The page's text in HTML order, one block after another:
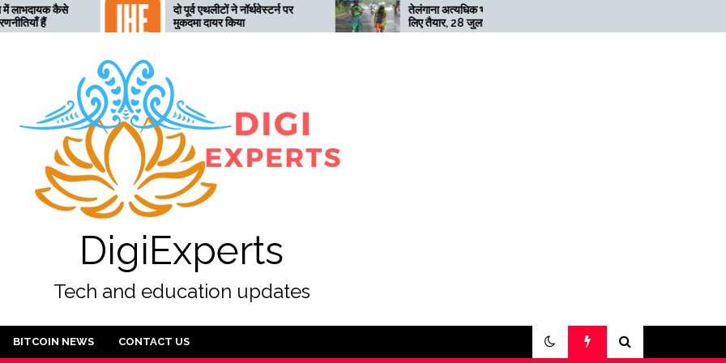
दो पूर्व एथलीटों ने नॉर्थवेस्टर्न पर
मुकदमा दायर किया
तेलंगाना अत्यधिक भारी बारिश के
लिए तैयार, 28 जुलाई तक ‘रेड’
अलर्ट जारी
नहीं हुई तो खनन लाभदायक नहीं है
DigiExperts
Tech and education updates
BITCOIN NEWS CONTACT US